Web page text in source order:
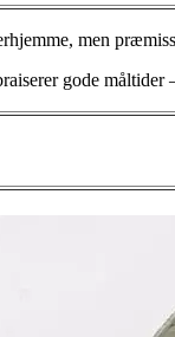
men
gode måltider